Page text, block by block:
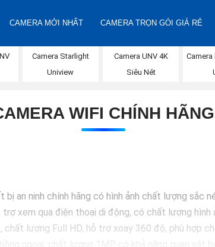
CAMERA MỚI NHẤT CAMERA TRỌN GÓI GIÁ RẺ
Camera Starlight
Uniview
Camera UNV 4K
Siêu Nét
WIFI CHÍNH HÃNG
an ninh chính hãng có hình ảnh chất lượng sắc
xem qua điện thoại di động, có chất lượng hình
chất lượng Full HD, hỗ trợ xoay 360 độ, phù hợp